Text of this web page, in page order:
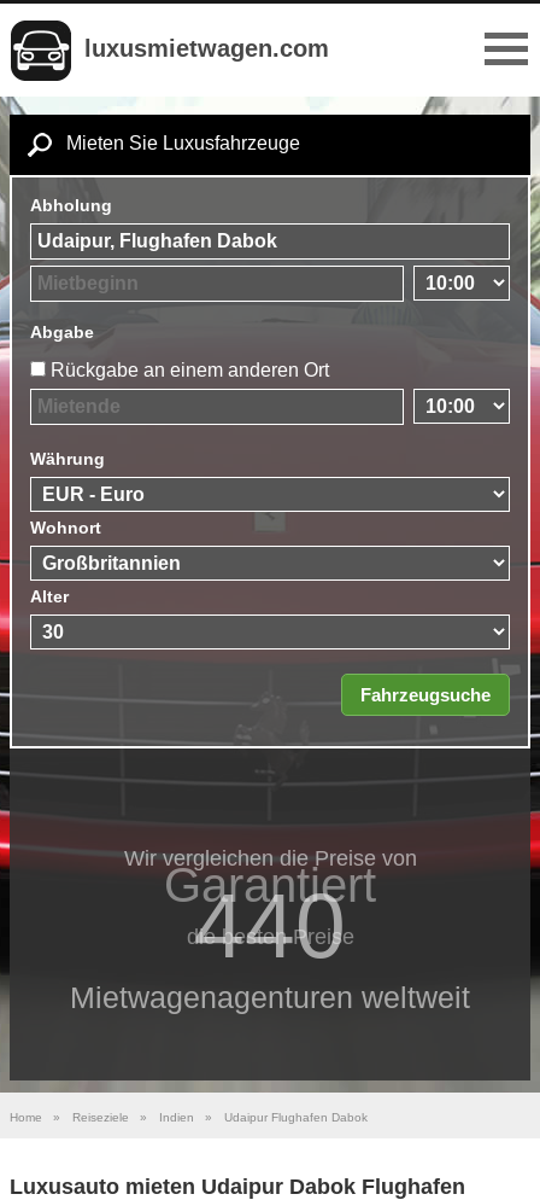
luxusmietwagen.com
Mieten Sie Luxusfahrzeuge
Abholung
Abgabe
Rückgabe an einem anderen Ort
Währung
Wohnort
Alter
Wir vergleichen die Preise von
440
Mietwagenagenturen weltweit
Garantiert
die besten Preise
Home » Reiseziele » Indien » Udaipur Flughafen Dabok
Luxusauto mieten Udaipur Dabok Flughafen